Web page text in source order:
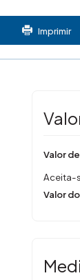
Imprimir
Valor
Aceita-
Valor